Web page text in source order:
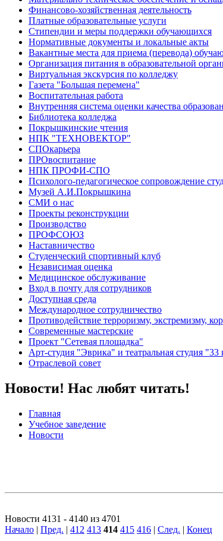
Финансово-хозяйственная деятельность
Платные образовательные услуги
Стипендии и меры поддержки обучающихся
Нормативные документы и локальные акты
Вакантные места для приема (перевода)
Организация питания в образовательной
Виртуальная экскурсия по колледжу
Газета "Большая перемена"
Воспитательная работа
Внутренняя система оценки качества
Библиотека колледжа
Покрышкинские чтения
НПК "ТЕХНОВЕКТОР"
СПОкарьера
ПРОвоспитание
НПК ПРОФИ-СПО
Психолого-педагогическое сопровождение
Музей А.И.Покрышкина
СМИ о нас
Проекты реконструкции
Производство
ПРОФСОЮЗ
Наставничество
Студенческий спортивный клуб
Независимая оценка
Медицинское обслуживание
Вход в почту для сотрудников
Доступная среда
Международное сотрудничество
Противодействие терроризму, экстремизму,
Современные мастерские
Проект "Сетевая площадка"
Арт-студия "Эврика" и театральная студия "33
Отраслевой совет
Новости! Нас любят читать!
Главная
Учебное заведение
Новости
Новости 4131 - 4140 из 4701
Начало | Пред. | 412 413 414 415 416 | След. | Конец